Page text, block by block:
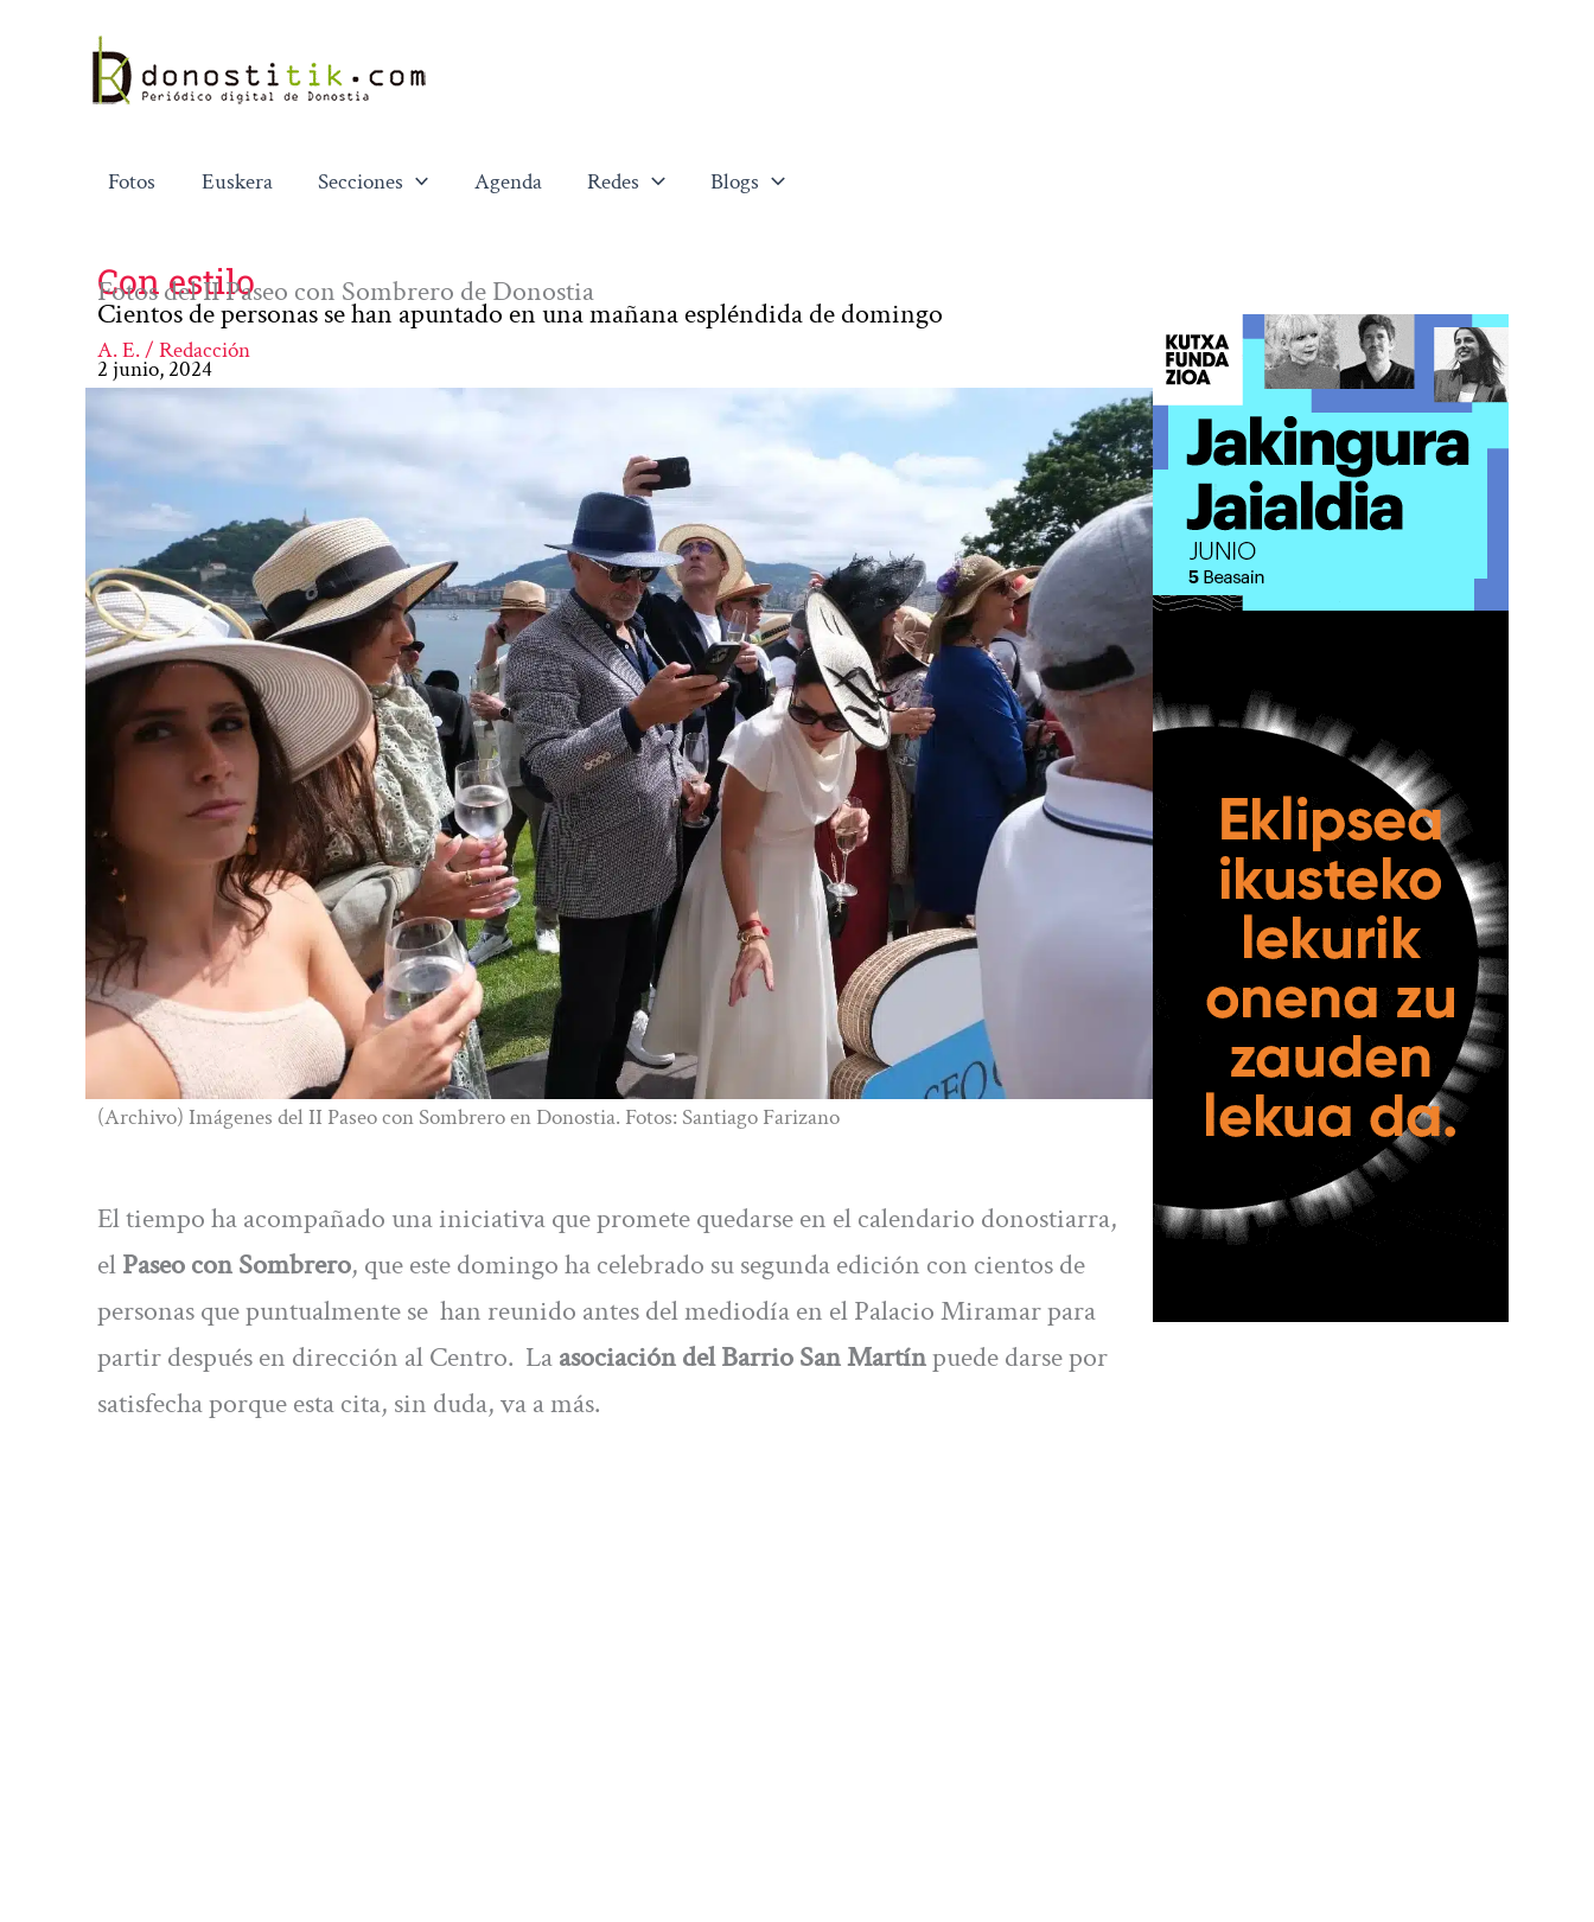
contenido
Fotos Euskera Secciones Agenda Redes Blogs
Con estilo
Fotos del II Paseo con Sombrero de Donostia
Cientos de personas se han apuntado en una mañana espléndida de domingo
A. E. / Redacción
2 junio, 2024
(Archivo) Imágenes del II Paseo con Sombrero en Donostia. Fotos: Santiago Farizano
El tiempo ha acompañado una iniciativa que promete quedarse en el calendario donostiarra,
elPaseo con Sombrero, que este domingo ha celebrado su segunda edición con cientos de
personas que puntualmente se han reunido antes del mediodía en el Palacio Miramar para
partir después en dirección al Centro. Laasociación del Barrio San Martínpuede darse por
satisfecha porque esta cita, sin duda, va a más.